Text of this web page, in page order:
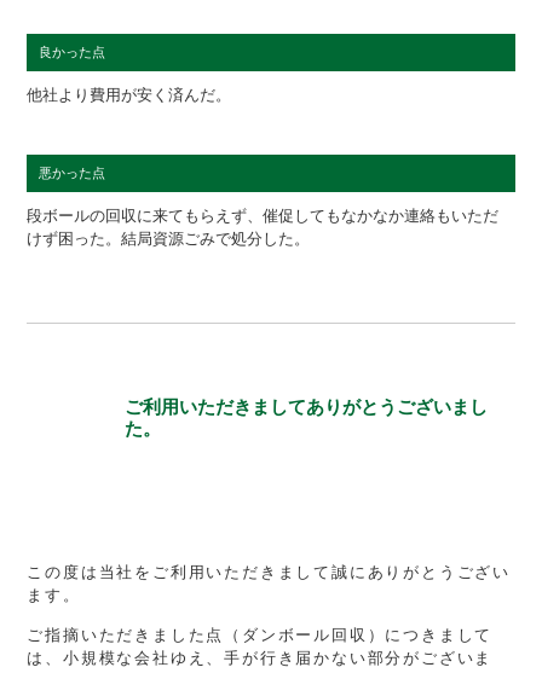
良かった点
他社より費用が安く済んだ。
悪かった点
段ボールの回収に来てもらえず、催促してもなかなか連絡もいただ
けず困った。結局資源ごみで処分した。
ご利用いただきましてありがとうございまし
た。
この度は当社をご利用いただきまして誠にありがとうござい
ます。
ご指摘いただきました点（ダンボール回収）につきまして
は、小規模な会社ゆえ、手が行き届かない部分がございま